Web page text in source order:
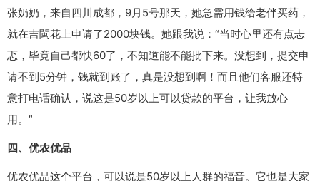
张奶奶，来自四川成都，9月5号那天，她急需用钱给老伴买药，
就在吉閩花上申请了2000块钱。她跟我说：“当时心里还有点忐
忑，毕竟自己都快60了，不知道能不能批下来。没想到，提交申
请不到5分钟，钱就到账了，真是没想到啊！而且他们客服还特
意打电话确认，说这是50岁以上可以贷款的平台，让我放心
用。”
四、优农优品
优农优品这个平台，可以说是50岁以上人群的福音。它也是大家